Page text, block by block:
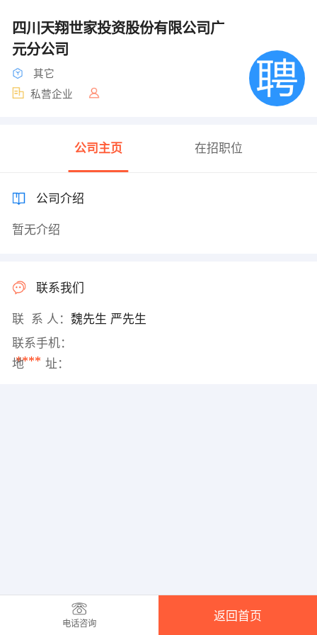
四川天翔世家投资股份有限公司广
元分公司
其它
私营企业
公司主页 在招职位
公司介绍
暂无介绍
联系我们
联 系 人： 魏先生 严先生
联系手机：
****
地 址：
电话咨询
返回首页